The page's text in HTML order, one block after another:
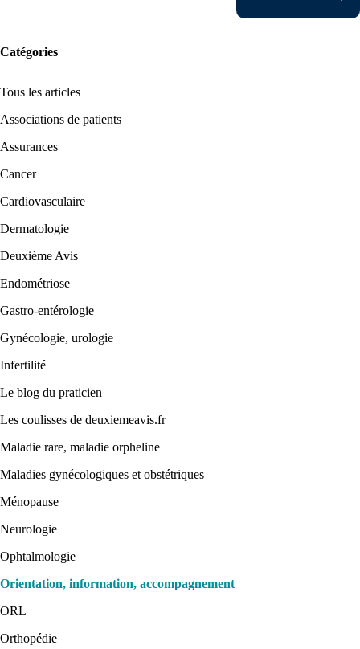
Catégories
Tous les articles
Associations de patients
Assurances
Cancer
Cardiovasculaire
Dermatologie
Deuxième Avis
Endométriose
Gastro-entérologie
Gynécologie, urologie
Infertilité
Le blog du praticien
Les coulisses de deuxiemeavis.fr
Maladie rare, maladie orpheline
Maladies gynécologiques et obstétriques
Ménopause
Neurologie
Ophtalmologie
Orientation, information, accompagnement
ORL
Orthopédie